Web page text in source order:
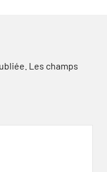
Les champs